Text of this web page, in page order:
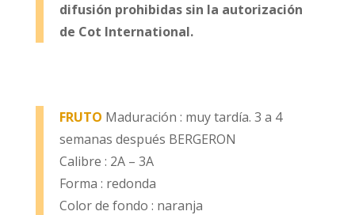
difusión prohibidas sin la autorización
de Cot International.
FRUTO Maduración : muy tardía. 3 a 4
semanas después BERGERON
Calibre : 2A – 3A
Forma : redonda
Color de fondo : naranja